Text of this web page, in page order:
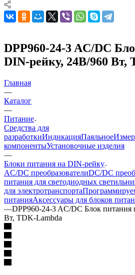
DPP960-24-3 AC/DC
DIN-рейку, 24В/960 Вт,
Главная
—
Каталог
—
Питание
Средства для
разработкиИндикацияПаяльное
компонентыУстановочные изделия
—
Блоки питания на DIN-рейку
AC/DC преобразователиDC/DC
питания для светодиодных
для электротранспорта
питанияАксессуары для блоков
—DPP960-24-3 AC/DC Блок питания
Вт, TDK-Lambda